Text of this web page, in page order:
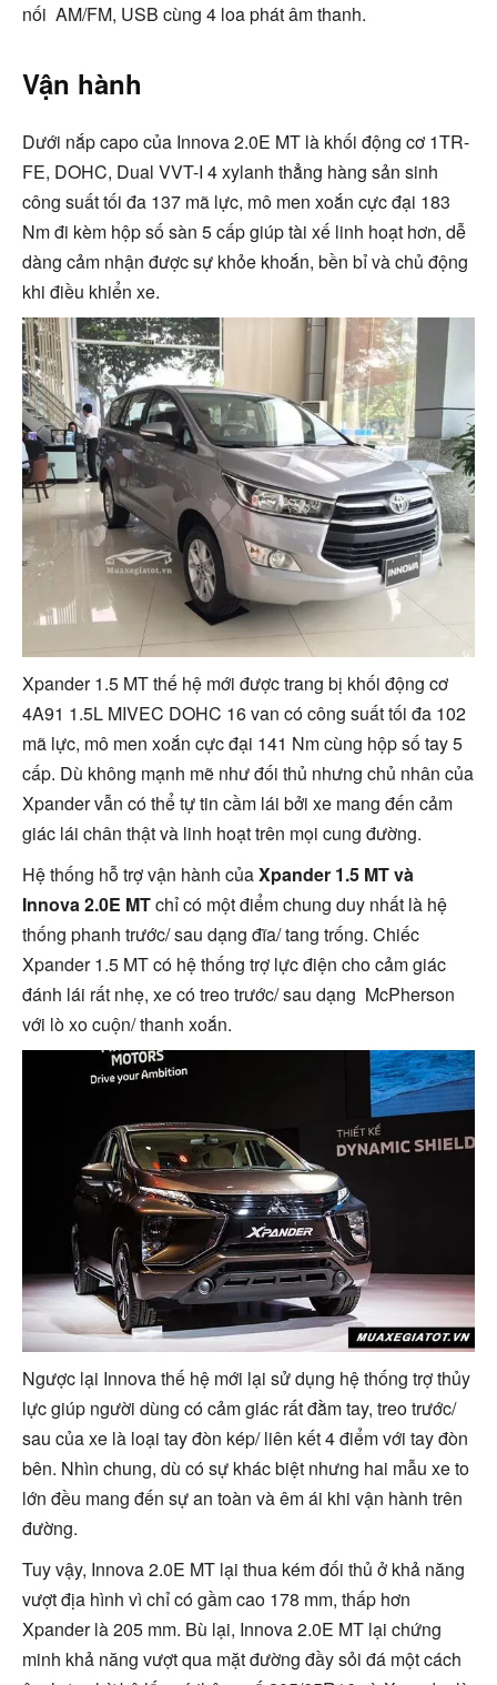
nối AM/FM, USB cùng 4 loa phát âm thanh.
Vận hành
Dưới nắp capo của Innova 2.0E MT là khối động cơ 1TR-
FE, DOHC, Dual VVT-I 4 xylanh thẳng hàng sản sinh
công suất tối đa 137 mã lực, mô men xoắn cực đại 183
Nm đi kèm hộp số sàn 5 cấp giúp tài xế linh hoạt hơn, dễ
dàng cảm nhận được sự khỏe khoắn, bền bỉ và chủ động
khi điều khiển xe.
Xpander 1.5 MT thế hệ mới được trang bị khối động cơ
4A91 1.5L MIVEC DOHC 16 van có công suất tối đa 102
mã lực, mô men xoắn cực đại 141 Nm cùng hộp số tay 5
cấp. Dù không mạnh mẽ như đối thủ nhưng chủ nhân của
Xpander vẫn có thể tự tin cầm lái bởi xe mang đến cảm
giác lái chân thật và linh hoạt trên mọi cung đường.
Hệ thống hỗ trợ vận hành củaXpander 1.5 MT và
Innova 2.0E MTchỉ có một điểm chung duy nhất là hệ
thống phanh trước/ sau dạng đĩa/ tang trống. Chiếc
Xpander 1.5 MT có hệ thống trợ lực điện cho cảm giác
đánh lái rất nhẹ, xe có treo trước/ sau dạng McPherson
với lò xo cuộn/ thanh xoắn.
Ngược lại Innova thế hệ mới lại sử dụng hệ thống trợ thủy
lực giúp người dùng có cảm giác rất đằm tay, treo trước/
sau của xe là loại tay đòn kép/ liên kết 4 điểm với tay đòn
bên. Nhìn chung, dù có sự khác biệt nhưng hai mẫu xe to
lớn đều mang đến sự an toàn và êm ái khi vận hành trên
đường.
Tuy vậy, Innova 2.0E MT lại thua kém đối thủ ở khả năng
vượt địa hình vì chỉ có gầm cao 178 mm, thấp hơn
Xpander là 205 mm. Bù lại, Innova 2.0E MT lại chứng
minh khả năng vượt qua mặt đường đầy sỏi đá một cách